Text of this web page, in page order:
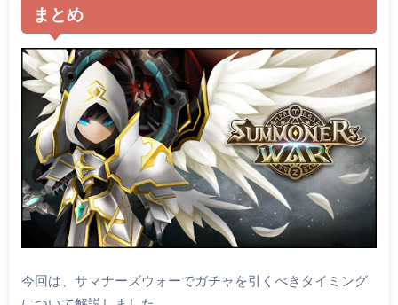
まとめ
今回は、サマナーズウォーでガチャを引くべきタイミング